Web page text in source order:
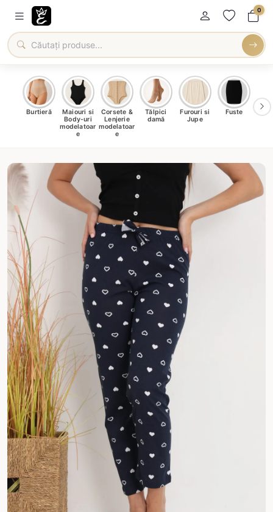
0
Burtieră
Maiouri si
Body-uri
modelatoar
e
Corsete &
Lenjerie
modelatoar
e
Tălpici
damă
Furouri si
Jupe
Fuste